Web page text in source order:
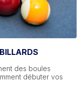
des boules
débuter vos